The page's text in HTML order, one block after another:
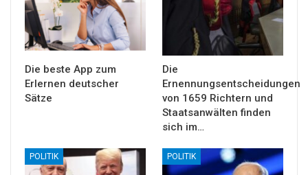
Die beste App zum
Erlernen deutscher
Sätze
Die
Ernennungsentscheidungen
von 1659 Richtern und
Staatsanwälten finden
sich im…
POLITIK POLITIK